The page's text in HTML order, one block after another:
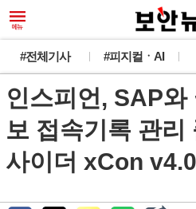
#전체기사 #피지컬ㆍAI
인스피언, SAP와
보 접속기록 관리
사이더 xCon